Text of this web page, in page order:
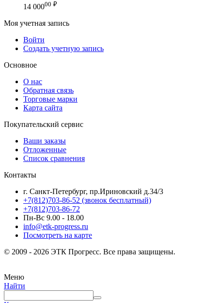
14 00000 ₽
Моя учетная запись
Войти
Создать учетную запись
Основное
О нас
Обратная связь
Торговые марки
Карта сайта
Покупательский сервис
Ваши заказы
Отложенные
Список сравнения
Контакты
г. Санкт-Петербург, пр.Ириновский д.34/3
+7(812)703-86-52 (звонок бесплатный)
+7(812)703-86-72
Пн-Вс 9.00 - 18.00
info@etk-progress.ru
Посмотреть на карте
© 2009 - 2026 ЭТК Прогресс. Все права защищены.
Меню
Найти